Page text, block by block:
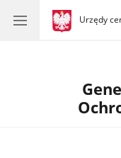
gov.pl
Urzędy
gov.pl
Urzędy